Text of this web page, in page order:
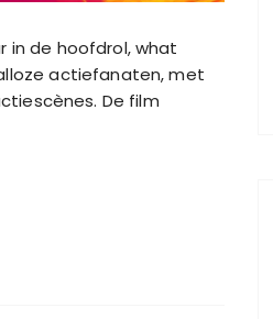
in de hoofdrol, what
actiefanaten, met
De film